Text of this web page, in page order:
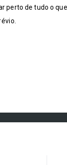
de tudo o